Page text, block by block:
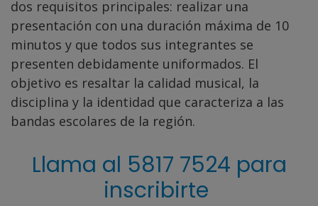
dos requisitos principales: realizar una
presentación con una duración máxima de 10
minutos y que todos sus integrantes se
presenten debidamente uniformados. El
objetivo es resaltar la calidad musical, la
disciplina y la identidad que caracteriza a las
bandas escolares de la región.
Llama al 5817 7524 para
inscribirte